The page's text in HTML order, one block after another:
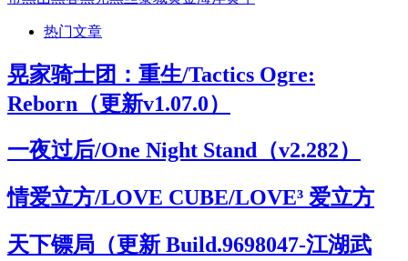
热门文章
晃家骑士团：重生/Tactics Ogre:
Reborn（更新v1.07.0）
一夜过后/One Night Stand（v2.282）
情爱立方/LOVE CUBE/LOVE³ 爱立方
天下镖局（更新 Build.9698047-江湖武